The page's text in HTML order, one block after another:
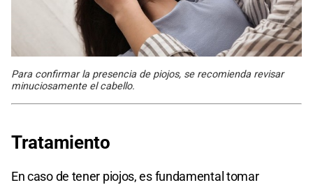
Para confirmar la presencia de piojos, se recomienda revisar
minuciosamente el cabello.
Tratamiento
En caso de tener piojos, es fundamental tomar